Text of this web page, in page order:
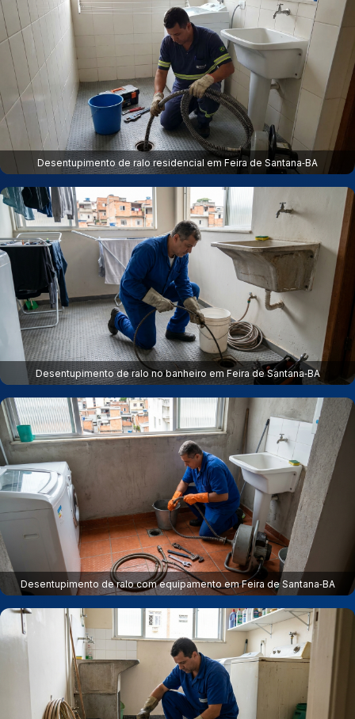
Desentupimento de ralo residencial em Feira de Santana‑BA
Desentupimento de ralo no banheiro em Feira de Santana‑BA
Desentupimento de ralo com equipamento em Feira de Santana‑BA